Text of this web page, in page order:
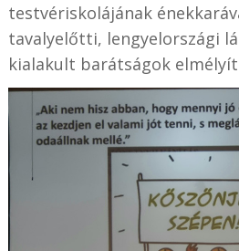
testvériskolájának
tavalyelőtti, lengyelországi
kialakult barátságok